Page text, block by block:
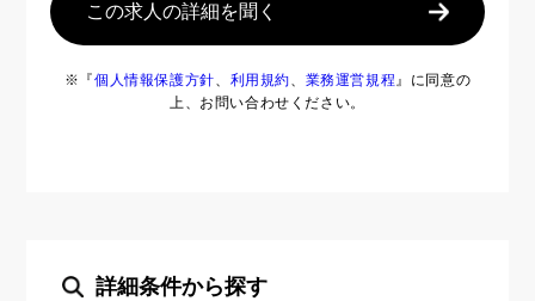
この求人の詳細を聞く
※『個人情報保護方針、 利用規約、 業務運営規程』に同意の
上、お問い合わせください。
詳細条件から探す